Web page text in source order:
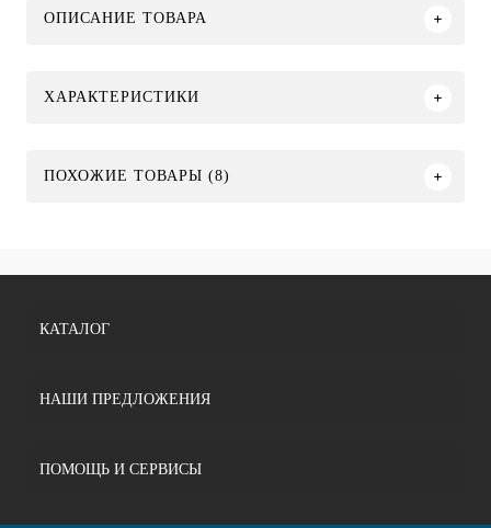
ОПИСАНИЕ ТОВАРА
ХАРАКТЕРИСТИКИ
ПОХОЖИЕ ТОВАРЫ (8)
КАТАЛОГ
НАШИ ПРЕДЛОЖЕНИЯ
ПОМОЩЬ И СЕРВИСЫ